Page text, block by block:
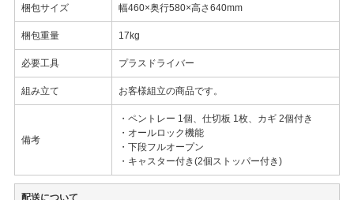
梱包サイズ 幅460×奥行580×高さ640mm
梱包重量 17kg
必要工具 プラスドライバー
組み立て お客様組立の商品です。
備考
・ペントレー 1個、仕切板 1枚、カギ 2個付き
・オールロック機能
・下段フルオープン
・キャスター付き(2個ストッパー付き)
配送について